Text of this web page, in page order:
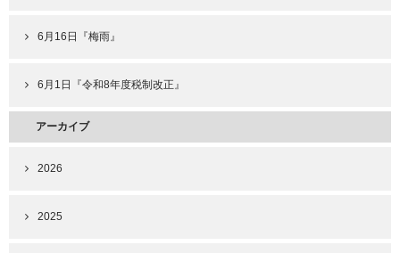
6月16日『梅雨』
6月1日『令和8年度税制改正』
アーカイブ
2026
2025